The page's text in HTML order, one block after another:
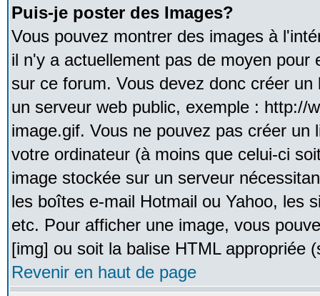
Puis-je poster des Images?
Vous pouvez montrer des images à
il n'y a actuellement pas de moyen pour
sur ce forum. Vous devez donc créer
un serveur web public, exemple : http://
image.gif. Vous ne pouvez pas créer un
votre ordinateur (à moins que celui-ci
image stockée sur un serveur
les boîtes e-mail Hotmail ou Yahoo, les
etc. Pour afficher une image, vous
[img] ou soit la balise HTML appropriée
Revenir en haut de page